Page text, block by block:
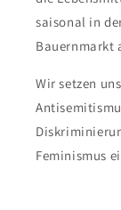
saisonal in
Bauernmarkt
Wir setzen
Feminismus